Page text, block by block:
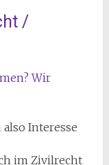
/
Wir
Interesse
im Zivilrecht